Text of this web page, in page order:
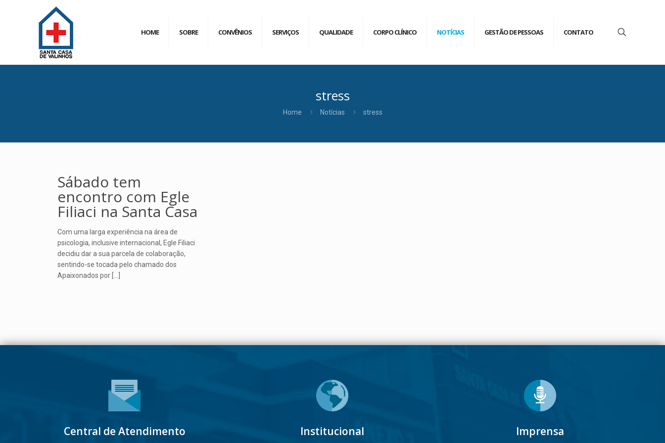
HOME SOBRE CONVÊNIOS SERVIÇOS QUALIDADE CORPO CLÍNICO NOTÍCIAS GESTÃO DE PESSOAS CONTATO
stress
Home Notícias stress
Sábado tem
encontro com Egle
Filiaci na Santa Casa
Com uma larga experiência na área de
psicologia, inclusive internacional, Egle Filiaci
decidiu dar a sua parcela de colaboração,
sentindo-se tocada pelo chamado dos
Apaixonados por
Central de Atendimento Institucional Imprensa